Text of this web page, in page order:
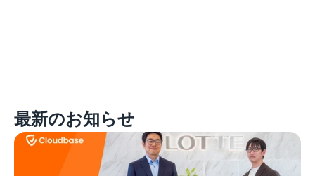
最新のお知らせ